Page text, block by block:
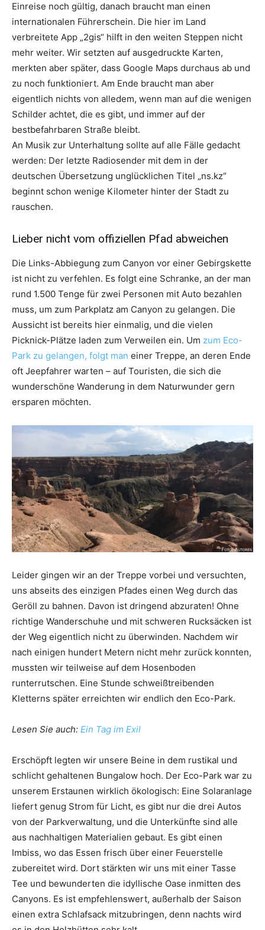
Einreise noch gültig, danach braucht man einen
internationalen Führerschein. Die hier im Land
verbreitete App „2gis“ hilft in den weiten Steppen nicht
mehr weiter. Wir setzten auf ausgedruckte Karten,
merkten aber später, dass Google Maps durchaus ab und
zu noch funktioniert. Am Ende braucht man aber
eigentlich nichts von alledem, wenn man auf die wenigen
Schilder achtet, die es gibt, und immer auf der
bestbefahrbaren Straße bleibt.
An Musik zur Unterhaltung sollte auf alle Fälle gedacht
werden: Der letzte Radiosender mit dem in der
deutschen Übersetzung unglücklichen Titel „ns.kz“
beginnt schon wenige Kilometer hinter der Stadt zu
rauschen.
Lieber nicht vom offiziellen Pfad abweichen
Die Links-Abbiegung zum Canyon vor einer Gebirgskette
ist nicht zu verfehlen. Es folgt eine Schranke, an der man
rund 1.500 Tenge für zwei Personen mit Auto bezahlen
muss, um zum Parkplatz am Canyon zu gelangen. Die
Aussicht ist bereits hier einmalig, und die vielen
Picknick-Plätze laden zum Verweilen ein. Um zum Eco-
Park zu gelangen, folgt man einer Treppe, an deren Ende
oft Jeepfahrer warten – auf Touristen, die sich die
wunderschöne Wanderung in dem Naturwunder gern
ersparen möchten.
Leider gingen wir an der Treppe vorbei und versuchten,
uns abseits des einzigen Pfades einen Weg durch das
Geröll zu bahnen. Davon ist dringend abzuraten! Ohne
richtige Wanderschuhe und mit schweren Rucksäcken ist
der Weg eigentlich nicht zu überwinden. Nachdem wir
nach einigen hundert Metern nicht mehr zurück konnten,
mussten wir teilweise auf dem Hosenboden
runterrutschen. Eine Stunde schweißtreibenden
Kletterns später erreichten wir endlich den Eco-Park.
Lesen Sie auch: Ein Tag im Exil
Erschöpft legten wir unsere Beine in dem rustikal und
schlicht gehaltenen Bungalow hoch. Der Eco-Park war zu
unserem Erstaunen wirklich ökologisch: Eine Solaranlage
liefert genug Strom für Licht, es gibt nur die drei Autos
von der Parkverwaltung, und die Unterkünfte sind alle
aus nachhaltigen Materialien gebaut. Es gibt einen
Imbiss, wo das Essen frisch über einer Feuerstelle
zubereitet wird. Dort stärkten wir uns mit einer Tasse
Tee und bewunderten die idyllische Oase inmitten des
Canyons. Es ist empfehlenswert, außerhalb der Saison
einen extra Schlafsack mitzubringen, denn nachts wird